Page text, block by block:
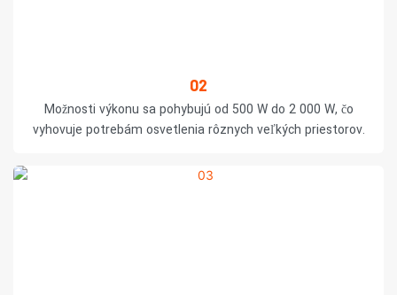
02
Možnosti výkonu sa pohybujú od 500 W do 2 000 W, čo
vyhovuje potrebám osvetlenia rôznych veľkých priestorov.